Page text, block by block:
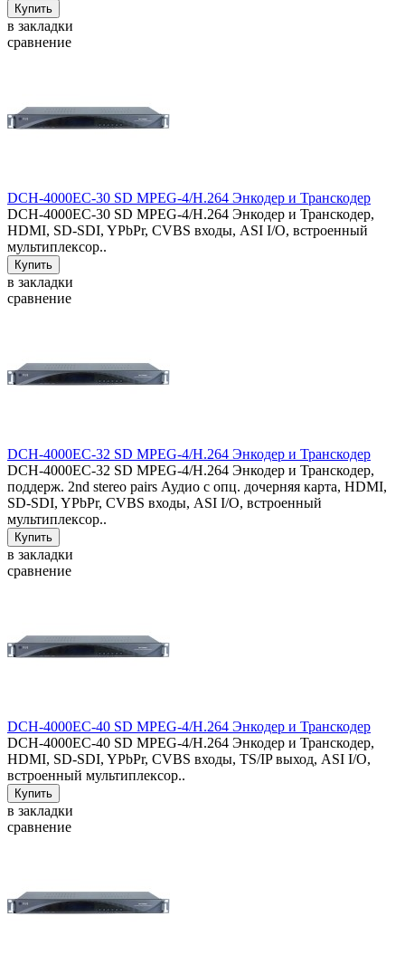
в закладки
сравнение
DCH-4000EC-30 SD MPEG-4/H.264 Энкодер и Транскодер
DCH-4000EC-30 SD MPEG-4/H.264 Энкодер и Транскодер,
HDMI, SD-SDI, YPbPr, CVBS входы, ASI I/O, встроенный
мультиплексор..
в закладки
сравнение
DCH-4000EC-32 SD MPEG-4/H.264 Энкодер и Транскодер
DCH-4000EC-32 SD MPEG-4/H.264 Энкодер и Транскодер,
поддерж. 2nd stereo pairs Аудио с опц. дочерняя карта, HDMI,
SD-SDI, YPbPr, CVBS входы, ASI I/O, встроенный
мультиплексор..
в закладки
сравнение
DCH-4000EC-40 SD MPEG-4/H.264 Энкодер и Транскодер
DCH-4000EC-40 SD MPEG-4/H.264 Энкодер и Транскодер,
HDMI, SD-SDI, YPbPr, CVBS входы, TS/IP выход, ASI I/O,
встроенный мультиплексор..
в закладки
сравнение